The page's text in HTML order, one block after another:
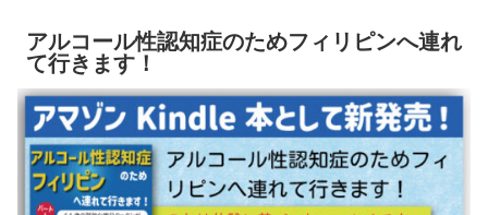
アルコール性認知症のためフィリピンへ連れ
て行きます！